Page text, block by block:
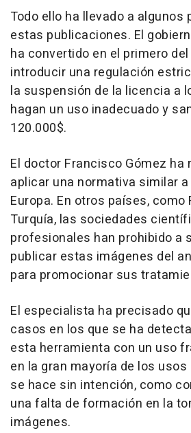
Todo ello ha llevado a algunos
estas publicaciones. El
ha convertido en el primero
introducir una regulación
la suspensión de la licencia a
hagan un uso inadecuado y
120.000$.
El doctor Francisco Gómez ha
aplicar una normativa similar
Europa. En otros países, como
Turquía, las sociedades
profesionales han prohibido a
publicar estas imágenes del
para promocionar sus
El especialista ha precisado
casos en los que se ha
esta herramienta con un uso
en la gran mayoría de los
se hace sin intención, como
una falta de formación en la
imágenes.